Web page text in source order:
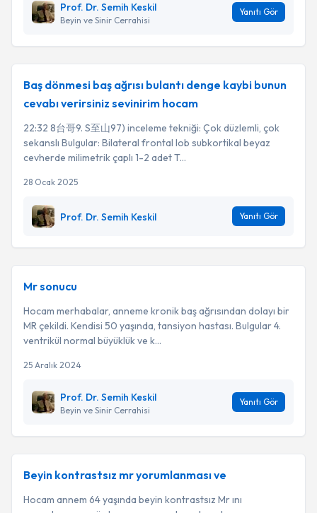
Prof. Dr. Semih Keskil
Beyin ve Sinir Cerrahisi
Yanıtı Gör
Baş dönmesi baş ağrısı bulantı denge kaybi bunun
cevabı verirsiniz sevinirim hocam
22:32 8台哥9. S至山97) inceleme tekniği: Çok düzlemli, çok
sekanslı Bulgular: Bilateral frontal lob subkortikal beyaz
cevherde milimetrik çaplı 1-2 adet T...
28 Ocak 2025
Prof. Dr. Semih Keskil Yanıtı Gör
Mr sonucu
Hocam merhabalar, anneme kronik baş ağrısından dolayı bir
MR çekildi. Kendisi 50 yaşında, tansiyon hastası. Bulgular 4.
ventrikül normal büyüklük ve k...
25 Aralık 2024
Prof. Dr. Semih Keskil
Beyin ve Sinir Cerrahisi
Yanıtı Gör
Beyin kontrastsız mr yorumlanması ve
Hocam annem 64 yaşında beyin kontrastsız Mr ını